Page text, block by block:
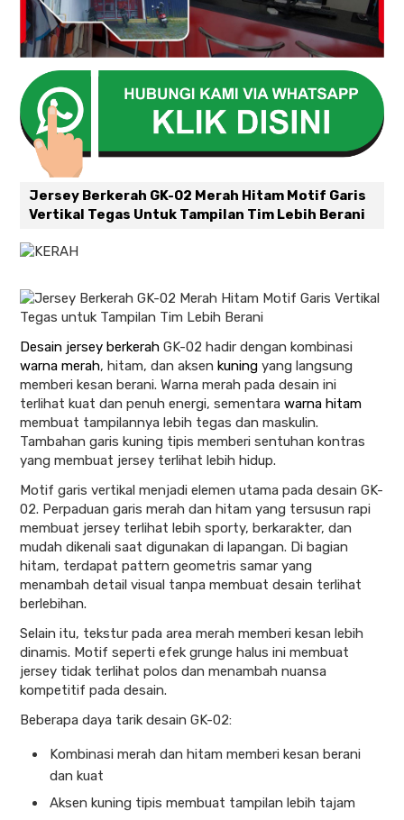
Jersey Berkerah GK-02 Merah Hitam Motif Garis
Vertikal Tegas Untuk Tampilan Tim Lebih Berani
Desain jersey berkerah GK-02 hadir dengan kombinasi
warna merah, hitam, dan aksen kuning yang langsung
memberi kesan berani. Warna merah pada desain ini
terlihat kuat dan penuh energi, sementara warna hitam
membuat tampilannya lebih tegas dan maskulin.
Tambahan garis kuning tipis memberi sentuhan kontras
yang membuat jersey terlihat lebih hidup.
Motif garis vertikal menjadi elemen utama pada desain GK-
02. Perpaduan garis merah dan hitam yang tersusun rapi
membuat jersey terlihat lebih sporty, berkarakter, dan
mudah dikenali saat digunakan di lapangan. Di bagian
hitam, terdapat pattern geometris samar yang
menambah detail visual tanpa membuat desain terlihat
berlebihan.
Selain itu, tekstur pada area merah memberi kesan lebih
dinamis. Motif seperti efek grunge halus ini membuat
jersey tidak terlihat polos dan menambah nuansa
kompetitif pada desain.
Beberapa daya tarik desain GK-02:
Kombinasi merah dan hitam memberi kesan berani
dan kuat
Aksen kuning tipis membuat tampilan lebih tajam